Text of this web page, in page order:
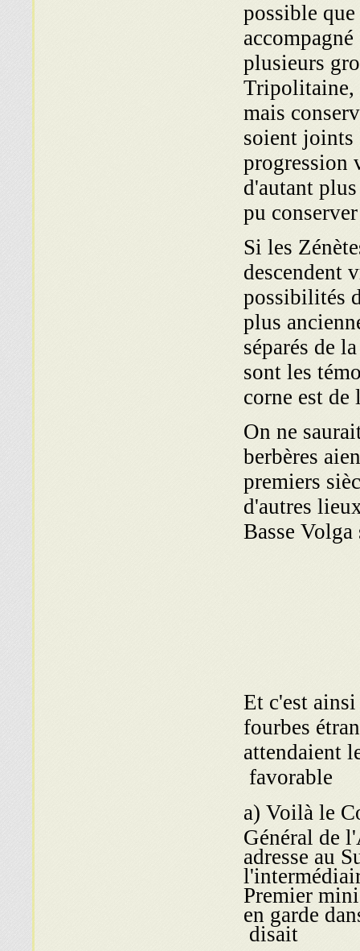
possible
plusieurs
Tripolitaine,
mais
soient joints
progression
d'autant
pu
Si les
descendent
possibilités
plus
séparés de
sont les
corne est
On ne
berbères
premiers
d'autres
Basse Volga
Et c'est
fourbes
attendaient
favorable
a) Voilà le
Général de
adresse au
Premier
en garde
disait